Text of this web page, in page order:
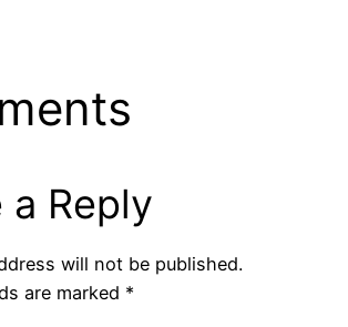
a Reply
will not be published.
are marked *